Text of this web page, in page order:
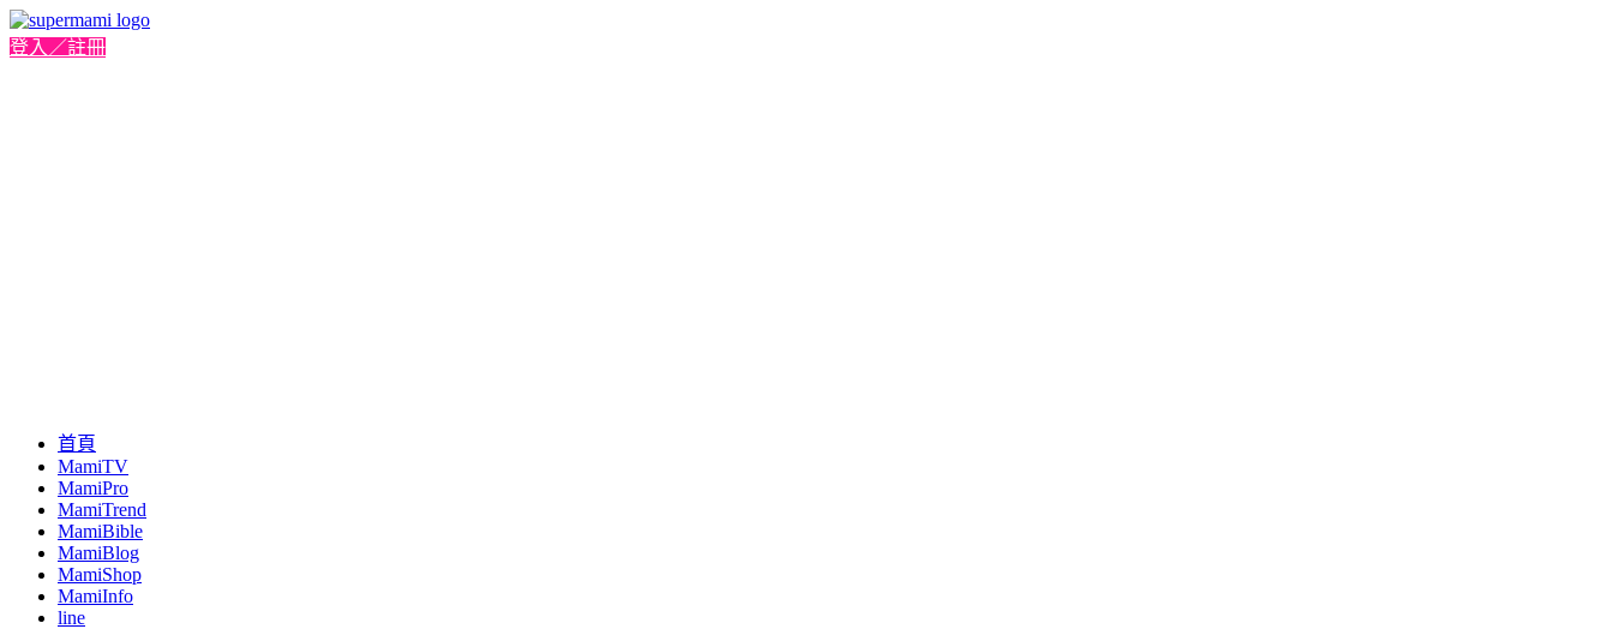
登入／註冊
首頁
MamiTV
MamiPro
MamiTrend
MamiBible
MamiBlog
MamiShop
MamiInfo
line